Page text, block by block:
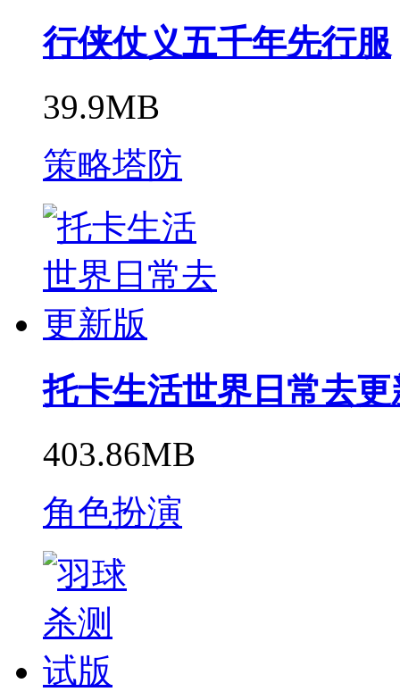
行侠仗义五千年先行服
39.9MB
策略塔防
托卡生活世界日常去更
403.86MB
角色扮演